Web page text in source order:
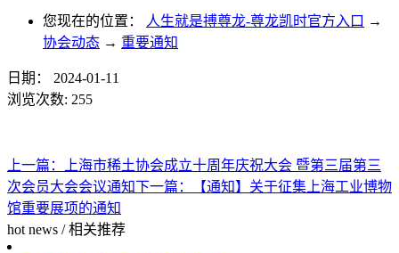
您现在的位置： 人生就是搏尊龙-尊龙凯时官方入口 →
协会动态 → 重要通知
日期：
2024-01-11
浏览次数: 255
上一篇：
上海市稀土协会成立十周年庆祝大会 暨第三届第三
次会员大会会议通知下一篇：
【通知】关于征集上海工业博物
馆重要展项的通知
hot news / 相关推荐